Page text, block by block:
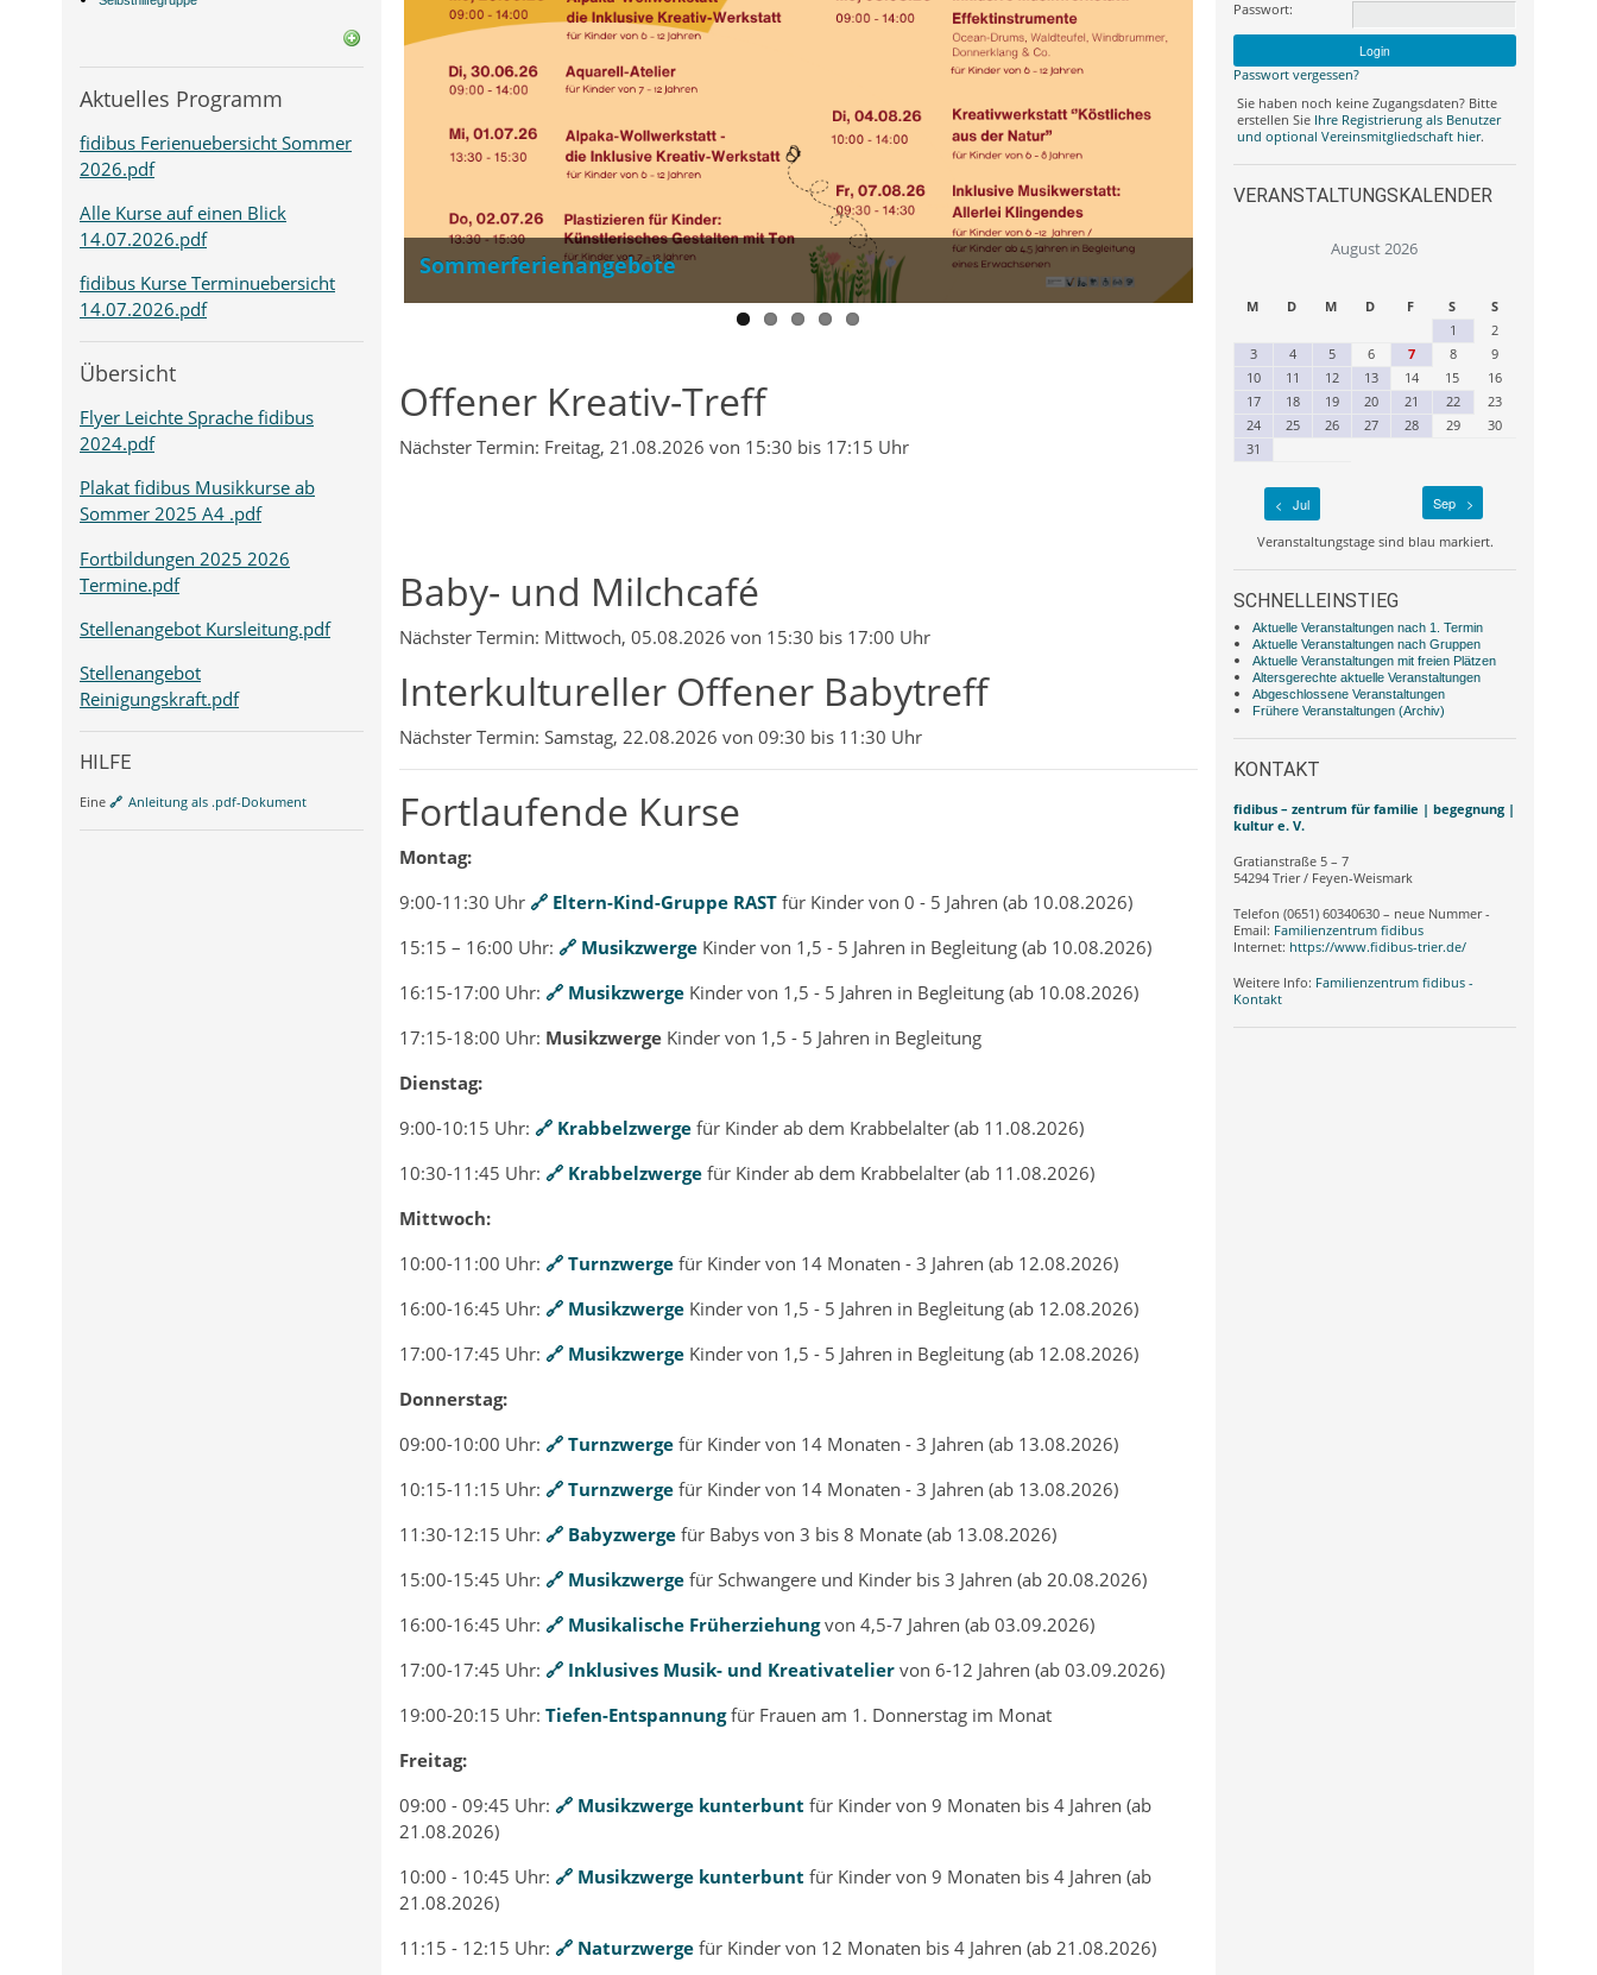
Sommerferienangebote
Wir leben Inklusion und Vielfalt
Offener Kreativ-Treff
Nächster Termin: Freitag, 21.08.2026 von 15:30 bis 17:15 Uhr
Baby- und Milchcafé
Nächster Termin: Mittwoch, 05.08.2026 von 15:30 bis 17:00 Uhr
Interkultureller Offener Babytreff
Nächster Termin: Samstag, 22.08.2026 von 09:30 bis 11:30 Uhr
Fortlaufende Kurse
Montag:
9:00-11:30 Uhr
Eltern-Kind-Gruppe RAST für Kinder von 0 - 5 Jahren (ab 10.08.2026)
15:15 – 16:00 Uhr:
Musikzwerge Kinder von 1,5 - 5 Jahren in Begleitung (ab 10.08.2026)
16:15-17:00 Uhr:
Musikzwerge Kinder von 1,5 - 5 Jahren in Begleitung (ab 10.08.2026)
17:15-18:00 Uhr: MusikzwergeKinder von 1,5 - 5 Jahren in Begleitung
Dienstag:
9:00-10:15 Uhr:
Krabbelzwerge für Kinder ab dem Krabbelalter (ab 11.08.2026)
10:30-11:45 Uhr:
Krabbelzwerge für Kinder ab dem Krabbelalter (ab 11.08.2026)
Mittwoch:
10:00-11:00 Uhr:
Turnzwerge für Kinder von 14 Monaten - 3 Jahren (ab 12.08.2026)
16:00-16:45 Uhr:
Musikzwerge Kinder von 1,5 - 5 Jahren in Begleitung (ab 12.08.2026)
17:00-17:45 Uhr:
Musikzwerge Kinder von 1,5 - 5 Jahren in Begleitung (ab 12.08.2026)
Donnerstag:
09:00-10:00 Uhr:
Turnzwerge für Kinder von 14 Monaten - 3 Jahren (ab 13.08.2026)
10:15-11:15 Uhr:
Turnzwerge für Kinder von 14 Monaten - 3 Jahren (ab 13.08.2026)
11:30-12:15 Uhr:
Babyzwerge für Babys von 3 bis 8 Monate (ab 13.08.2026)
15:00-15:45 Uhr:
Musikzwerge für Schwangere und Kinder bis 3 Jahren (ab 20.08.2026)
16:00-16:45 Uhr:
Musikalische Früherziehung von 4,5-7 Jahren (ab 03.09.2026)
17:00-17:45 Uhr:
Inklusives Musik- und Kreativatelier von 6-12 Jahren (ab 03.09.2026)
19:00-20:15 Uhr: Tiefen-Entspannungfür Frauen am 1. Donnerstag im Monat
Freitag:
09:00 - 09:45 Uhr:
Musikzwerge kunterbunt für Kinder von 9 Monaten bis 4 Jahren (ab
21.08.2026)
10:00 - 10:45 Uhr:
Musikzwerge kunterbunt für Kinder von 9 Monaten bis 4 Jahren (ab
21.08.2026)
11:15 - 12:15 Uhr:
Naturzwerge für Kinder von 12 Monaten bis 4 Jahren (ab 21.08.2026)
Aktuelles Programm
fidibus Ferienuebersicht Sommer
2026.pdf
Alle Kurse auf einen Blick
14.07.2026.pdf
fidibus Kurse Terminuebersicht
14.07.2026.pdf
Übersicht
Flyer Leichte Sprache fidibus
2024.pdf
Plakat fidibus Musikkurse ab
Sommer 2025 A4 .pdf
Fortbildungen 2025 2026
Termine.pdf
Stellenangebot Kursleitung.pdf
Stellenangebot
Reinigungskraft.pdf
HILFE
Eine Anleitung als .pdf-Dokument
Passwort:
Passwort vergessen?
Sie haben noch keine Zugangsdaten? Bitte
erstellen Sie Ihre Registrierung als Benutzer
und optional Vereinsmitgliedschaft hier.
VERANSTALTUNGSKALENDER
August 2026
M D M D F S S
< Jul Sep >
1
2
3
4 5 6 7 8
9
10
11 12 13 14 15
16
17
18 19 20 21 22
23
24
25 26 27 28 29
30
31
Veranstaltungstage sind blau markiert.
SCHNELLEINSTIEG
Aktuelle Veranstaltungen nach 1. Termin
Aktuelle Veranstaltungen nach Gruppen
Aktuelle Veranstaltungen mit freien Plätzen
Altersgerechte aktuelle Veranstaltungen
Abgeschlossene Veranstaltungen
Frühere Veranstaltungen (Archiv)
KONTAKT
fidibus – zentrum für familie | begegnung |
kultur e. V.
Gratianstraße 5 – 7
54294 Trier / Feyen-Weismark
Telefon (0651) 60340630 – neue Nummer -
Email: Familienzentrum fidibus
Internet: https://www.fidibus-trier.de/
Weitere Info: Familienzentrum fidibus -
Kontakt